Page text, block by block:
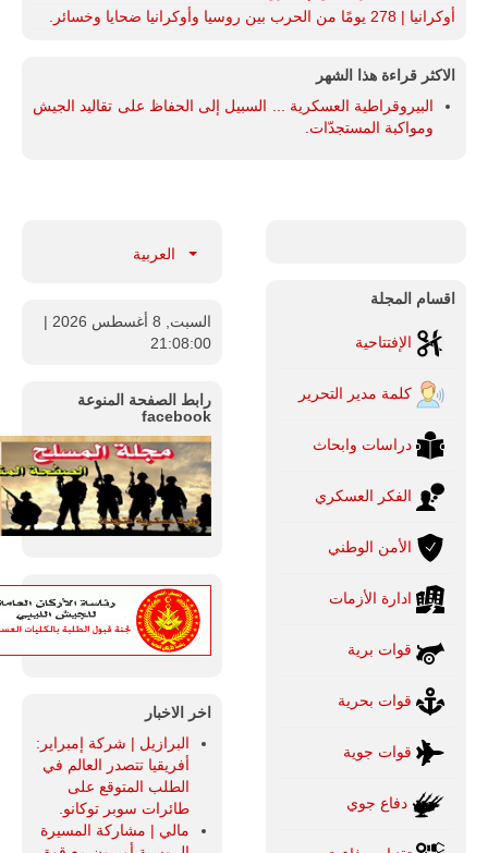
أوكرانيا | 278 يومًا من الحرب بين روسيا وأوكرانيا ضحايا وخسائر.
الاكثر قراءة هذا الشهر
البيروقراطية العسكرية ... السبيل إلى الحفاظ على تقاليد الجيش
ومواكبة المستجدّات.
اقسام المجلة
الإفتتاحية
كلمة مدير التحرير
دراسات وابحاث
الفكر العسكري
الأمن الوطني
ادارة الأزمات
قوات برية
قوات بحرية
قوات جوية
دفاع جوي
العربية
السبت, 8 أغسطس 2026
|
21:08:01
رابط الصفحة المنوعة
facebook
اخر الاخبار
البرازيل | شركة إمبراير:
أفريقيا تتصدر العالم في
الطلب المتوقع على
طائرات سوبر توكانو.
مالي | مشاركة المسيرة